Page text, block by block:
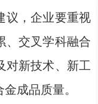
议，企业要重视
、交叉学科融合
对新技术、新工
成品质量。